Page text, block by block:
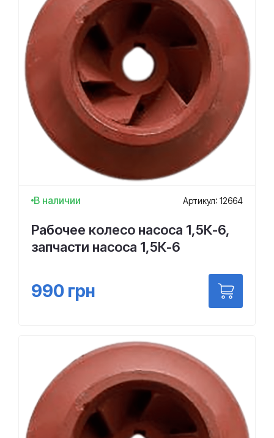
В наличии Артикул: 12664
Рабочее колесо насоса 1,5К-6,
запчасти насоса 1,5К-6
990 грн